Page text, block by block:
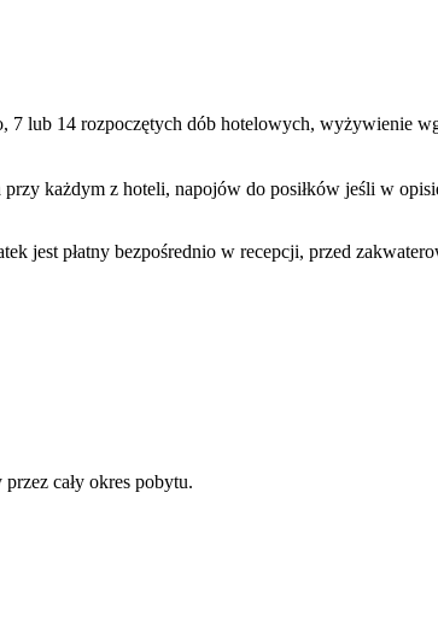
7 lub 14 rozpoczętych dób hotelowych, wyżywienie
każdym z hoteli, napojów do posiłków jeśli w
jest płatny bezpośrednio w recepcji, przed
cały okres pobytu.